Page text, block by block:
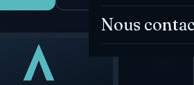
Nous